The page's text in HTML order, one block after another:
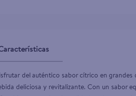
del auténtico sabor cítrico en grandes
deliciosa y revitalizante. Con un sabor